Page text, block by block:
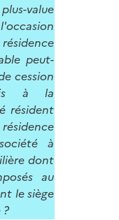
value
peut-
cession
à la
résident
à
dont
au
le siège